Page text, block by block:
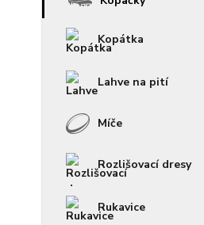
Kopátka
Lahve na pití
Míče
Rozlišovací dresy
Rukavice